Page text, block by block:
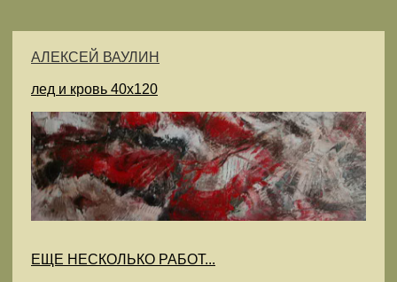
АЛЕКСЕЙ ВАУЛИН
лед и кровь 40х120
ЕЩЕ НЕСКОЛЬКО РАБОТ...